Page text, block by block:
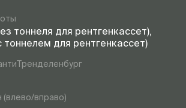
тоннеля для рентгенкассет),
тоннелем для рентгенкассет)
(влево/вправо)